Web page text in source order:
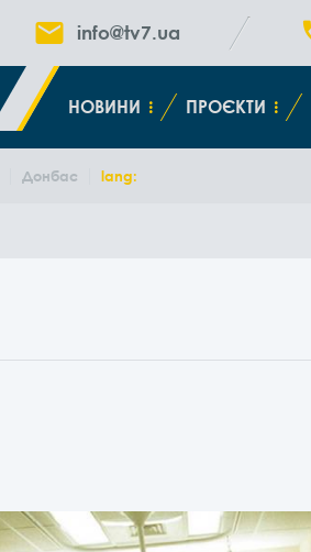
info@tv7.ua
НОВИНИ ПРОЄКТИ
Донбас lang: